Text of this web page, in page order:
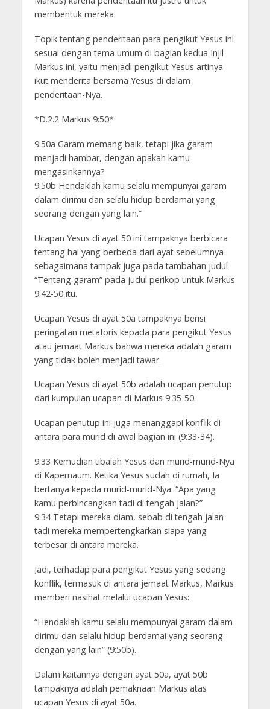
membentuk mereka.
Topik tentang penderitaan para pengikut Yesus ini
sesuai dengan tema umum di bagian kedua Injil
Markus ini, yaitu menjadi pengikut Yesus artinya
ikut menderita bersama Yesus di dalam
penderitaan-Nya.
*D.2.2 Markus 9:50*
9:50a Garam memang baik, tetapi jika garam
menjadi hambar, dengan apakah kamu
mengasinkannya?
9:50b Hendaklah kamu selalu mempunyai garam
dalam dirimu dan selalu hidup berdamai yang
seorang dengan yang lain.”
Ucapan Yesus di ayat 50 ini tampaknya berbicara
tentang hal yang berbeda dari ayat sebelumnya
sebagaimana tampak juga pada tambahan judul
“Tentang garam” pada judul perikop untuk Markus
9:42-50 itu.
Ucapan Yesus di ayat 50a tampaknya berisi
peringatan metaforis kepada para pengikut Yesus
atau jemaat Markus bahwa mereka adalah garam
yang tidak boleh menjadi tawar.
Ucapan Yesus di ayat 50b adalah ucapan penutup
dari kumpulan ucapan di Markus 9:35-50.
Ucapan penutup ini juga menanggapi konflik di
antara para murid di awal bagian ini (9:33-34).
9:33 Kemudian tibalah Yesus dan murid-murid-Nya
di Kapernaum. Ketika Yesus sudah di rumah, Ia
bertanya kepada murid-murid-Nya: “Apa yang
kamu perbincangkan tadi di tengah jalan?”
9:34 Tetapi mereka diam, sebab di tengah jalan
tadi mereka mempertengkarkan siapa yang
terbesar di antara mereka.
Jadi, terhadap para pengikut Yesus yang sedang
konflik, termasuk di antara jemaat Markus, Markus
memberi nasihat melalui ucapan Yesus:
“Hendaklah kamu selalu mempunyai garam dalam
dirimu dan selalu hidup berdamai yang seorang
dengan yang lain” (9:50b).
Dalam kaitannya dengan ayat 50a, ayat 50b
tampaknya adalah pemaknaan Markus atas
ucapan Yesus di ayat 50a.